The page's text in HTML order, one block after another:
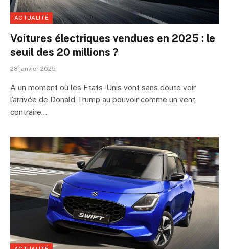
ACTUALITÉ
Voitures électriques vendues en 2025 : le
seuil des 20 millions ?
28 janvier 2025
A un moment où les Etats-Unis vont sans doute voir
l’arrivée de Donald Trump au pouvoir comme un vent
contraire…